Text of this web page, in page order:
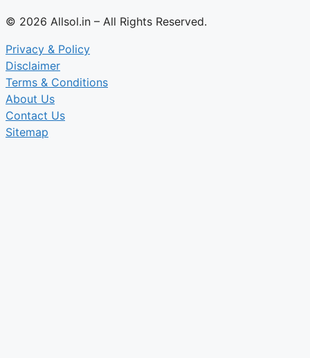
© 2026 Allsol.in – All Rights Reserved.
Privacy & Policy
Disclaimer
Terms & Conditions
About Us
Contact Us
Sitemap